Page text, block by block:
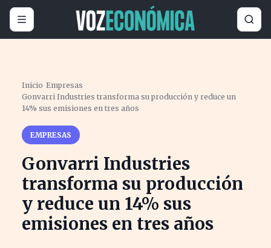
Inicio ›Empresas ›
Gonvarri Industries transforma su producción y reduce un
14% sus emisiones en tres años
EMPRESAS
Gonvarri Industries
transforma su producción
y reduce un 14% sus
emisiones en tres años